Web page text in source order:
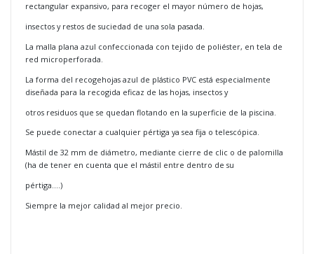
rectangular expansivo, para recoger el mayor número de hojas,
insectos y restos de suciedad de una sola pasada.
La malla plana azul confeccionada con tejido de poliéster, en tela de
red microperforada.
La forma del recogehojas azul de plástico PVC está especialmente
diseñada para la recogida eficaz de las hojas, insectos y
otros residuos que se quedan flotando en la superficie de la piscina.
Se puede conectar a cualquier pértiga ya sea fija o telescópica.
Mástil de 32 mm de diámetro, mediante cierre de clic o de palomilla
(ha de tener en cuenta que el mástil entre dentro de su
pértiga….)
Siempre la mejor calidad al mejor precio.